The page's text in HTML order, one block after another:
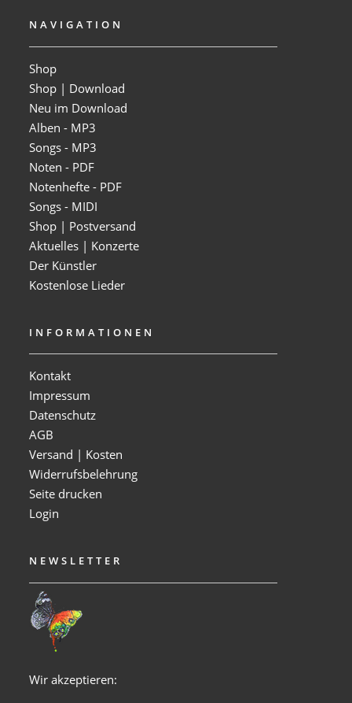
NAVIGATION
Shop
Shop | Download
Neu im Download
Alben - MP3
Songs - MP3
Noten - PDF
Notenhefte - PDF
Songs - MIDI
Shop | Postversand
Aktuelles | Konzerte
Der Künstler
Kostenlose Lieder
INFORMATIONEN
Kontakt
Impressum
Datenschutz
AGB
Versand | Kosten
Widerrufsbelehrung
Seite drucken
Login
NEWSLETTER
Wir akzeptieren: